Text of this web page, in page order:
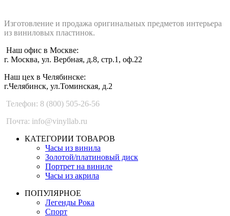
Изготовление и продажа оригинальных предметов интерьера
из виниловых пластинок.
Наш офис в Москве:
г. Москва, ул. Вербная, д.8, стр.1, оф.22
Наш цех в Челябинске:
г.Челябинск, ул.Томинская, д.2
Телефон: 8 (800) 505-26-56
Почта: info@vinyllab.ru
КАТЕГОРИИ ТОВАРОВ
Часы из винила
Золотой/платиновый диск
Портрет на виниле
Часы из акрила
ПОПУЛЯРНОЕ
Легенды Рока
Спорт